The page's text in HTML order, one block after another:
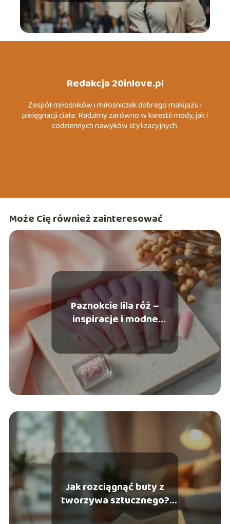
Redakcja 20inlove.pl
Zespół miłośników i miłośniczek dobrego makijażu i
pielęgnacji ciała. Radzimy zarówno w kwestii mody, jak i
codziennych nawyków stylizacyjnych.
Może Cię również zainteresować
Paznokcie lila róż –
inspiracje i modne
zdobienia
Jak rozciągnąć buty z
tworzywa sztucznego?
Sprawdzone metody